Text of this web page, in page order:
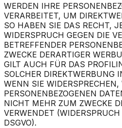
WERDEN IHRE
VERARBEITET, UM
SO HABEN SIE DAS RECHT,
WIDERSPRUCH GEGEN DIE
BETREFFENDER
ZWECKE DERARTIGER
GILT AUCH FÜR DAS
SOLCHER DIREKTWERBUNG
WENN SIE WIDERSPRECHEN,
PERSONENBEZOGENEN
NICHT MEHR ZUM ZWECKE
VERWENDET
DSGVO).